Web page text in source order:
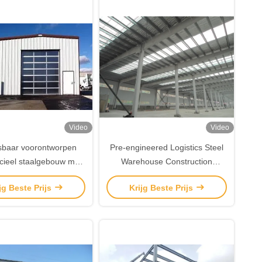
Video
voorontworpen
staalgebouw met
bekleding
Beste Prijs
Video
Pre-engineered Logistics Steel
Warehouse Construction
Custom Steel Construction
Krijg Beste Prijs